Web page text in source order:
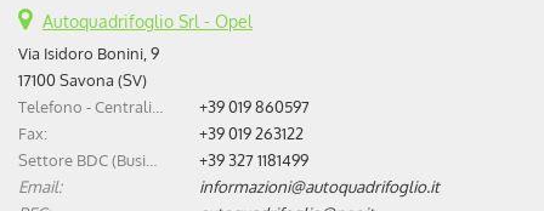
Autoquadrifoglio Srl - Opel
Via Isidoro Bonini, 9
17100 Savona (SV)
+39 019 860597
Fax:
+39 019 263122
+39 327 1181499
Email:
informazioni@autoquadrifoglio.it